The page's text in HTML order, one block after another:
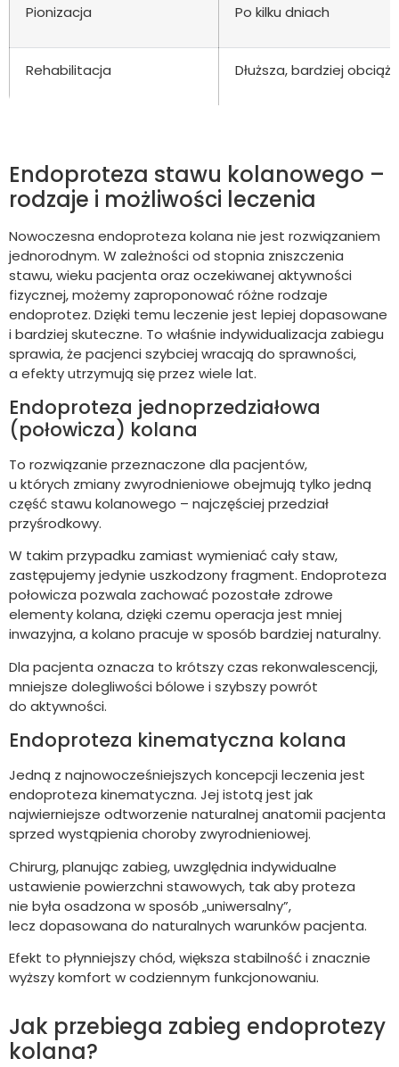
Pionizacja Po kilku dniach
Rehabilitacja Dłuższa, bardziej
Endoproteza stawu kolanowego –
rodzaje i możliwości leczenia
Nowoczesna endoproteza kolana nie jest rozwiązaniem
jednorodnym. W zależności od stopnia zniszczenia
stawu, wieku pacjenta oraz oczekiwanej aktywności
fizycznej, możemy zaproponować różne rodzaje
endoprotez. Dzięki temu leczenie jest lepiej dopasowane
i bardziej skuteczne. To właśnie indywidualizacja zabiegu
sprawia, że pacjenci szybciej wracają do sprawności,
a efekty utrzymują się przez wiele lat.
Endoproteza jednoprzedziałowa
(połowicza) kolana
To rozwiązanie przeznaczone dla pacjentów,
u których zmiany zwyrodnieniowe obejmują tylko jedną
część stawu kolanowego – najczęściej przedział
przyśrodkowy.
W takim przypadku zamiast wymieniać cały staw,
zastępujemy jedynie uszkodzony fragment. Endoproteza
połowicza pozwala zachować pozostałe zdrowe
elementy kolana, dzięki czemu operacja jest mniej
inwazyjna, a kolano pracuje w sposób bardziej naturalny.
Dla pacjenta oznacza to krótszy czas rekonwalescencji,
mniejsze dolegliwości bólowe i szybszy powrót
do aktywności.
Endoproteza kinematyczna kolana
Jedną z najnowocześniejszych koncepcji leczenia jest
endoproteza kinematyczna. Jej istotą jest jak
najwierniejsze odtworzenie naturalnej anatomii pacjenta
sprzed wystąpienia choroby zwyrodnieniowej.
Chirurg, planując zabieg, uwzględnia indywidualne
ustawienie powierzchni stawowych, tak aby proteza
nie była osadzona w sposób „uniwersalny”,
lecz dopasowana do naturalnych warunków pacjenta.
Efekt to płynniejszy chód, większa stabilność i znacznie
wyższy komfort w codziennym funkcjonowaniu.
Jak przebiega zabieg endoprotezy
kolana?